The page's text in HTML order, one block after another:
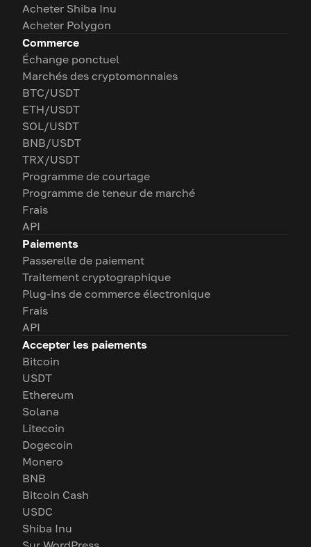
Acheter Shiba Inu
Acheter Polygon
Commerce
Échange ponctuel
Marchés des cryptomonnaies
BTC/USDT
ETH/USDT
SOL/USDT
BNB/USDT
TRX/USDT
Programme de courtage
Programme de teneur de marché
Frais
API
Paiements
Passerelle de paiement
Traitement cryptographique
Plug-ins de commerce électronique
Frais
API
Accepter les paiements
Bitcoin
USDT
Ethereum
Solana
Litecoin
Dogecoin
Monero
BNB
Bitcoin Cash
USDC
Shiba Inu